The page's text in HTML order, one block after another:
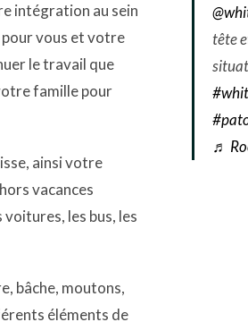
intégration au sein
vous et votre
le travail que
famille pour
ainsi votre
vacances
les bus, les
bâche, moutons,
éléments de
tête
♬